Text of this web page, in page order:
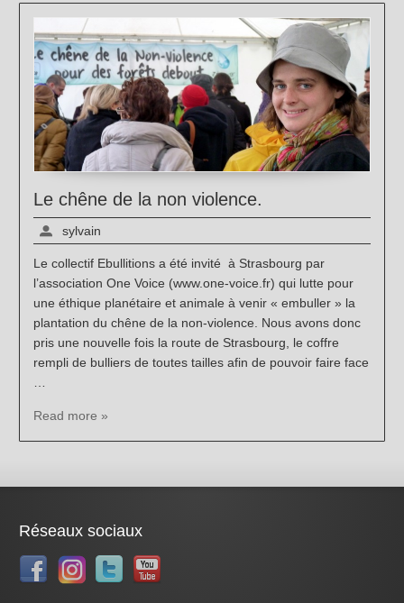
Le chêne de la non violence.
sylvain
Le collectif Ebullitions a été invité à Strasbourg par
l’association One Voice (www.one-voice.fr) qui lutte pour
une éthique planétaire et animale à venir « embuller » la
plantation du chêne de la non-violence. Nous avons donc
pris une nouvelle fois la route de Strasbourg, le coffre
rempli de bulliers de toutes tailles afin de pouvoir faire face
Read more »
Réseaux sociaux